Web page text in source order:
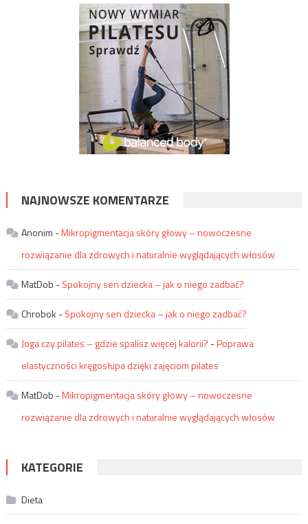
NAJNOWSZE KOMENTARZE
Anonim -Mikropigmentacja skóry głowy – nowoczesne
rozwiązanie dla zdrowych i naturalnie wyglądających włosów
MatDob -Spokojny sen dziecka – jak o niego zadbać?
Chrobok -Spokojny sen dziecka – jak o niego zadbać?
Joga czy pilates – gdzie spalisz więcej kalorii? -Poprawa
elastyczności kręgosłupa dzięki zajęciom pilates
MatDob -Mikropigmentacja skóry głowy – nowoczesne
rozwiązanie dla zdrowych i naturalnie wyglądających włosów
KATEGORIE
Dieta